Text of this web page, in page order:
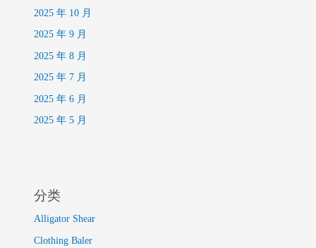
2025 年 10 月
2025 年 9 月
2025 年 8 月
2025 年 7 月
2025 年 6 月
2025 年 5 月
分类
Alligator Shear
Clothing Baler